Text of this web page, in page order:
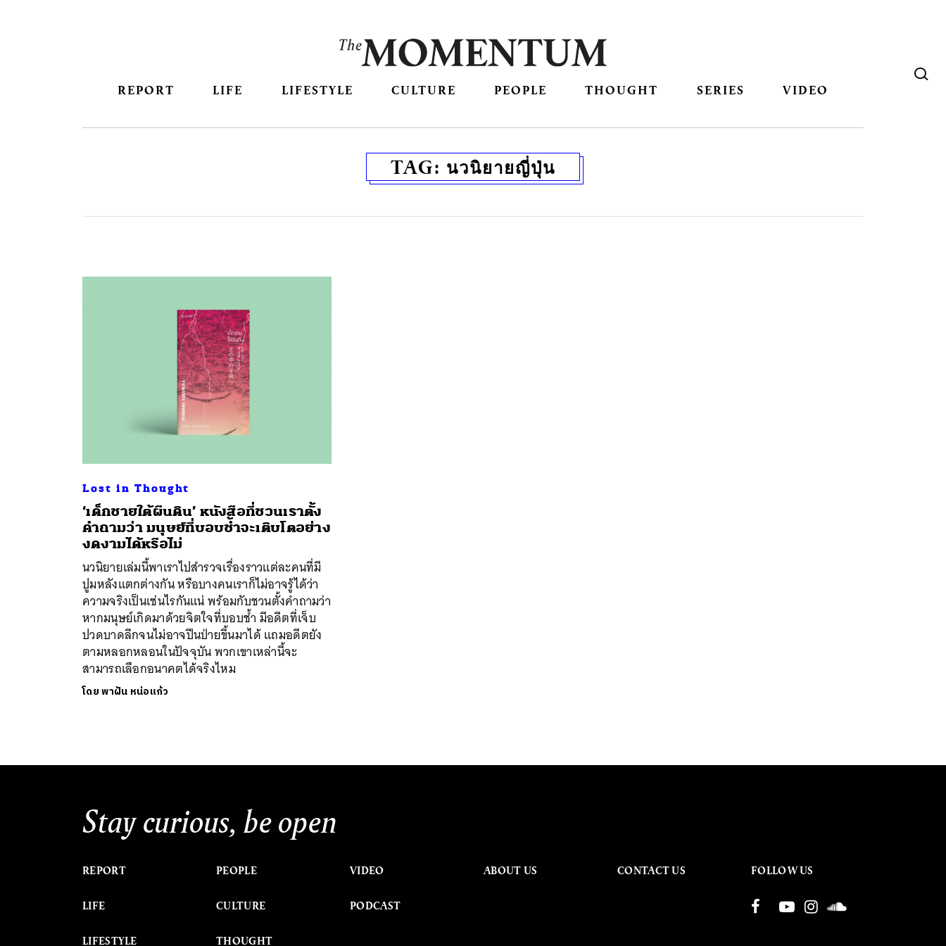
REPORT LIFE LIFESTYLE CULTURE PEOPLE THOUGHT SERIES VIDEO
TAG: นวนิยายญี่ปุ่น
Lost in Thought
‘เด็กชายใต้ผืนดิน’ หนังสือที่ชวนเราตั้ง
คำถามว่า มนุษย์ที่บอบช้ำจะเติบโตอย่าง
งดงามได้หรือไม่
นวนิยายเล่มนี้พาเราไปสำรวจเรื่องราวแต่ละคนที่มี
ปูมหลังแตกต่างกัน หรือบางคนเราก็ไม่อาจรู้ได้ว่า
ความจริงเป็นเช่นไรกันแน่ พร้อมกับชวนตั้งคำถามว่า
หากมนุษย์เกิดมาด้วยจิตใจที่บอบช้ำ มีอดีตที่เจ็บ
ปวดบาดลึกจนไม่อาจปีนป่ายขึ้นมาได้ แถมอดีตยัง
ตามหลอกหลอนในปัจจุบัน พวกเขาเหล่านี้จะ
สามารถเลือกอนาคตได้จริงไหม
โดยพาฝัน หน่อแก้ว
Stay curious, be open
REPORT
LIFE
LIFESTYLE
PEOPLE
CULTURE
THOUGHT
VIDEO
PODCAST
ABOUT US CONTACT US FOLLOW US